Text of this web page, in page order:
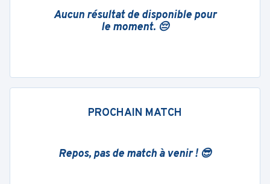
Aucun résultat de disponible pour
le moment. 😔
PROCHAIN MATCH
Repos, pas de match à venir ! 😎